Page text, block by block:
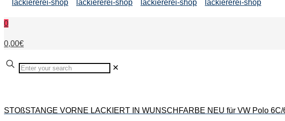
0
0,00€
✕
STOßSTANGE VORNE LACKIERT IN WUNSCHFARBE NEU für VW Polo